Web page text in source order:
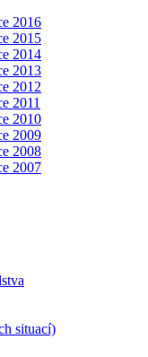
2016
2015
2014
2013
2012
2011
2010
2009
2008
2007
situací)